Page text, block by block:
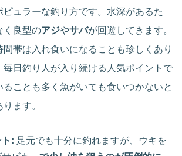
ュラーな釣り方です。水深があるた
く良型のアジやサバが回遊してきます。
帯は入れ食いになることも珍しくあり
毎日釣り人が入り続ける人気ポイントで
ることも多く魚がいても食いつかないと
ます。
: 足元でも十分に釣れますが、ウキを